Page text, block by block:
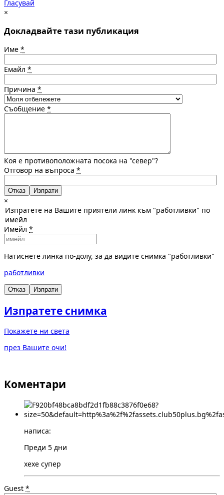
Гласувай
×
Докладвайте тази публикация
Име *
Емайл *
Причина *
Съобщение *
Коя е противоположната посока на "север"?
Отговор на въпроса *
Отказ
×
Изпратете на Вашите приятели линк към "работливки" по
имейл
Имейл *
Натиснете линка по-долу, за да видите снимка "работливки"
работливки
Отказ Изпрати
Изпратете снимка
Покажете ни света
през Вашите очи!
Коментари
написа:
Преди 5 дни
хехе супер
Guest *